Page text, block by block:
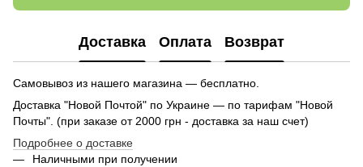
Доставка Оплата Возврат
Самовывоз из нашего магазина — бесплатно.
Доставка "Новой Почтой" по Украине — по тарифам "Новой
Почты". (при заказе от 2000 грн - доставка за наш счет)
Подробнее о доставке
Наличными при получении